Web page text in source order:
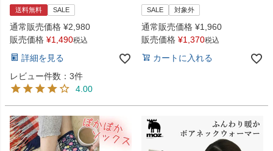
送料無料 SALE
通常販売価格 ¥2,980
販売価格 ¥1,490税込
詳細を見る
レビュー件数：3件
4.00
SALE 対象外
通常販売価格 ¥1,960
販売価格 ¥1,370税込
カートに入れる